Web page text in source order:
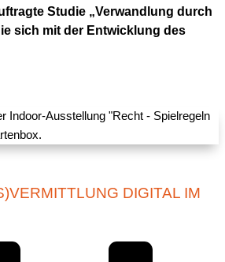
Studie „Verwandlung durch
sich mit der Entwicklung des
DIGITAL IM